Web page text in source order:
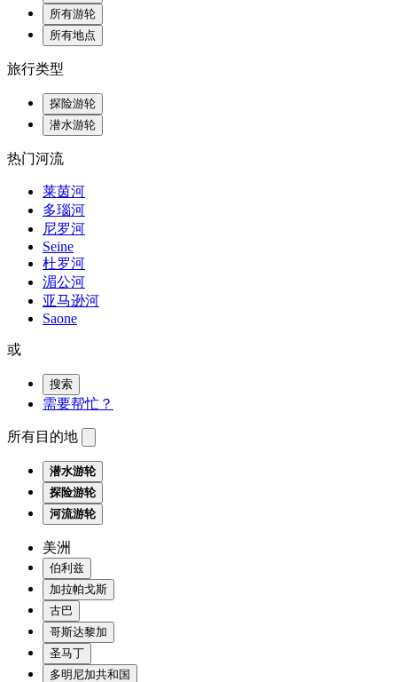
所有游轮
所有地点
旅行类型
探险游轮
潜水游轮
热门河流
莱茵河
多瑙河
尼罗河
Seine
杜罗河
湄公河
亚马逊河
Saone
或
搜索
需要帮忙？
所有目的地
潜水游轮
探险游轮
河流游轮
美洲
伯利兹
加拉帕戈斯
古巴
哥斯达黎加
圣马丁
多明尼加共和国